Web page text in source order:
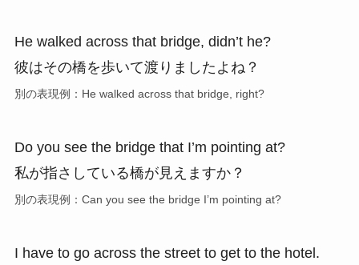
He walked across that bridge, didn’t he?
彼はその橋を歩いて渡りましたよね？
別の表現例：He walked across that bridge, right?
Do you see the bridge that I’m pointing at?
私が指さしている橋が見えますか？
別の表現例：Can you see the bridge I’m pointing at?
I have to go across the street to get to the hotel.